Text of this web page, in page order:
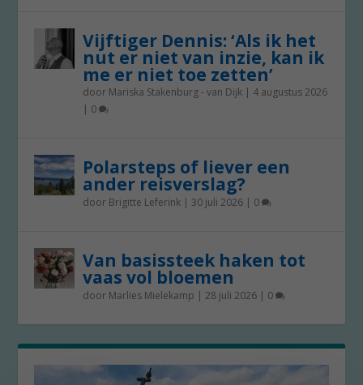
Vijftiger Dennis: ‘Als ik het
nut er niet van inzie, kan ik
me er niet toe zetten’
door Mariska Stakenburg - van Dijk | 4 augustus 2026
| 0
Polarsteps of liever een
ander reisverslag?
door Brigitte Leferink | 30 juli 2026 | 0
Van basissteek haken tot
vaas vol bloemen
door Marlies Mielekamp |28 juli 2026 | 0